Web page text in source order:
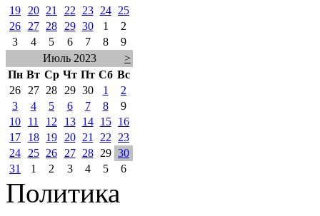
19
20 21 22 23 24
25
26
27 28 29 30 1
2
3
4 5 6 7 8
9
Июль 2023
>
Пн Вт Ср Чт Пт Сб Вс
26
27 28 29 30 1
2
3
4 5 6 7 8
9
10
11 12 13 14 15
16
17
18 19 20 21 22
23
24
25 26 27 28 29 30
31
1 2 3 4 5 6
Политика